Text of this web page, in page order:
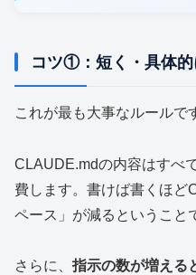
コツ①：短く・具体的
これが最も大事なルールで
CLAUDE.mdの内容はすべ
費します。書けば書くほど
ペース」が減るということ
さらに、 指示の数が増える